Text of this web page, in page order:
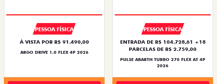
PESSOA FÍSICA
À VISTA POR R$ 91.490,00
ARGO DRIVE 1.0 FLEX 4P 2026
PESSOA FÍSICA
ENTRADA DE R$ 104.728,61 +18
PARCELAS DE R$ 2.759,00
PULSE ABARTH TURBO 270 FLEX AT 4P
2026